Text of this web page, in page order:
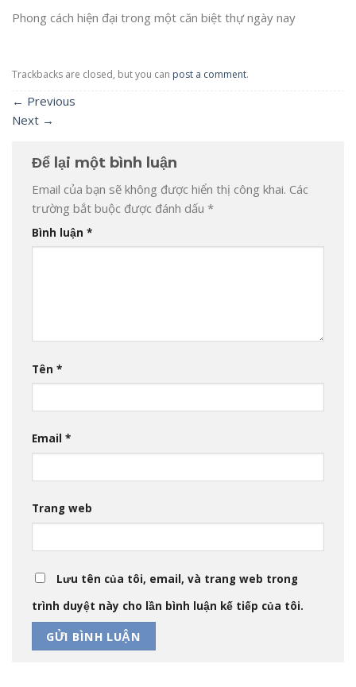
Phong cách hiện đại trong một căn biệt thự ngày nay
Trackbacks are closed, but you can post a comment.
← Previous
Next →
Để lại một bình luận
Email của bạn sẽ không được hiển thị công khai. Các
trường bắt buộc được đánh dấu *
Bình luận *
Tên *
Email *
Trang web
Lưu tên của tôi, email, và trang web trong
trình duyệt này cho lần bình luận kế tiếp của tôi.